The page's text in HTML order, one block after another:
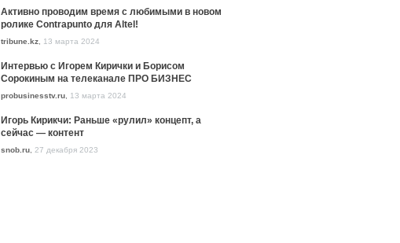
Активно проводим время с любимыми в новом
ролике Contrapunto для Altel!
tribune.kz 13 марта 2024
Интервью с Игорем Кирички и Борисом
Сорокиным на телеканале ПРО БИЗНЕС
probusinesstv.ru 13 марта 2024
Игорь Кирикчи: Раньше «рулил» концепт, а
сейчас — контент
snob.ru 27 декабря 2023